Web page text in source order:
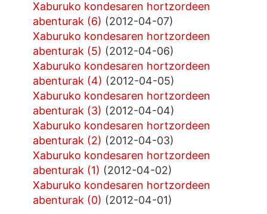
Xaburuko kondesaren hortzordeen
abenturak (6) (2012-04-07)
Xaburuko kondesaren hortzordeen
abenturak (5) (2012-04-06)
Xaburuko kondesaren hortzordeen
abenturak (4) (2012-04-05)
Xaburuko kondesaren hortzordeen
abenturak (3) (2012-04-04)
Xaburuko kondesaren hortzordeen
abenturak (2) (2012-04-03)
Xaburuko kondesaren hortzordeen
abenturak (1) (2012-04-02)
Xaburuko kondesaren hortzordeen
abenturak (0) (2012-04-01)